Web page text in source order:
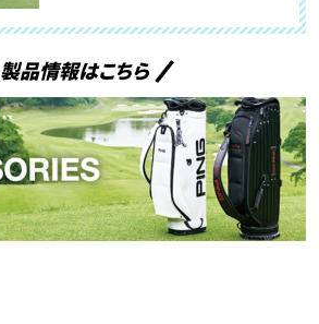
製品情報はこちら